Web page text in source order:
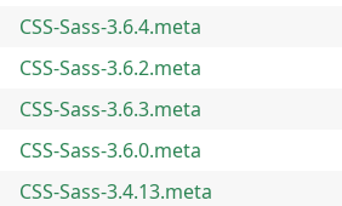
CSS-Sass-3.6.4.meta
CSS-Sass-3.6.2.meta
CSS-Sass-3.6.3.meta
CSS-Sass-3.6.0.meta
CSS-Sass-3.4.13.meta